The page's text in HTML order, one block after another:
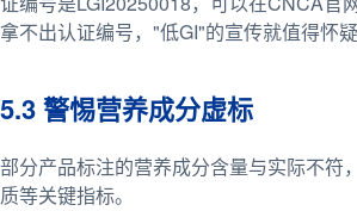
拿不出认证编号，"低GI"的宣传就值得怀疑
5.3 警惕营养成分虚标
部分产品标注的营养成分含量与实际不符
质等关键指标。